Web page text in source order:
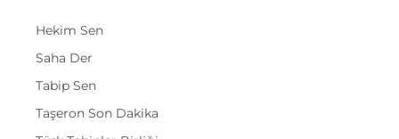
Hekim Sen
Saha Der
Tabip Sen
Taşeron Son Dakika